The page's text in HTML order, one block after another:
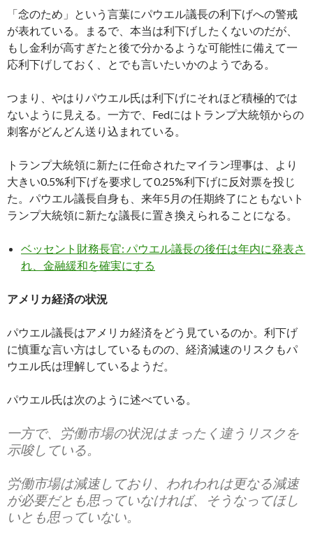
「念のため」という言葉にパウエル議長の利下げへの警戒
が表れている。まるで、本当は利下げしたくないのだが、
もし金利が高すぎたと後で分かるような可能性に備えて一
応利下げしておく、とでも言いたいかのようである。
つまり、やはりパウエル氏は利下げにそれほど積極的では
ないように見える。一方で、Fedにはトランプ大統領からの
刺客がどんどん送り込まれている。
トランプ大統領に新たに任命されたマイラン理事は、より
大きい0.5%利下げを要求して0.25%利下げに反対票を投じ
た。パウエル議長自身も、来年5月の任期終了にともないト
ランプ大統領に新たな議長に置き換えられることになる。
ベッセント財務長官: パウエル議長の後任は年内に発表さ
れ、金融緩和を確実にする
アメリカ経済の状況
パウエル議長はアメリカ経済をどう見ているのか。利下げ
に慎重な言い方はしているものの、経済減速のリスクもパ
ウエル氏は理解しているようだ。
パウエル氏は次のように述べている。
一方で、労働市場の状況はまったく違うリスクを
示唆している。
労働市場は減速しており、われわれは更なる減速
が必要だとも思っていなければ、そうなってほし
いとも思っていない。